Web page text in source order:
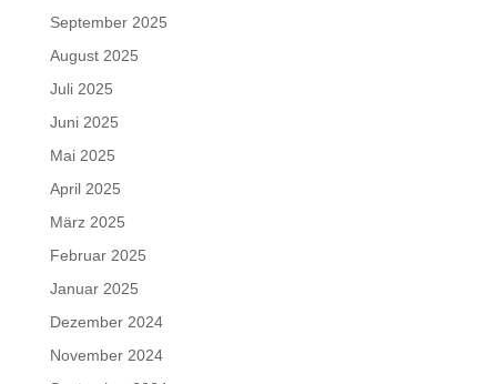
September 2025
August 2025
Juli 2025
Juni 2025
Mai 2025
April 2025
März 2025
Februar 2025
Januar 2025
Dezember 2024
November 2024